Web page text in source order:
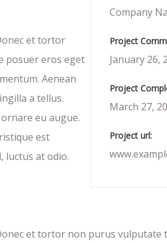
Company
Project
January 26,
Project
March 27,
Project url:
et tortor
posuer eros eget
Aenean
a tellus.
eu augue.
est
luctus at odio.
et tortor non purus vulputate